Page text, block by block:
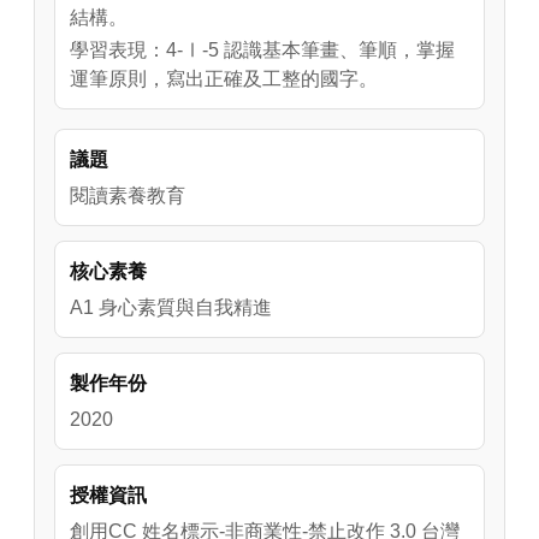
結構。
學習表現：4-Ⅰ-5 認識基本筆畫、筆順，掌握
運筆原則，寫出正確及工整的國字。
議題
閱讀素養教育
核心素養
A1 身心素質與自我精進
製作年份
2020
授權資訊
創用CC 姓名標示-非商業性-禁止改作 3.0 台灣